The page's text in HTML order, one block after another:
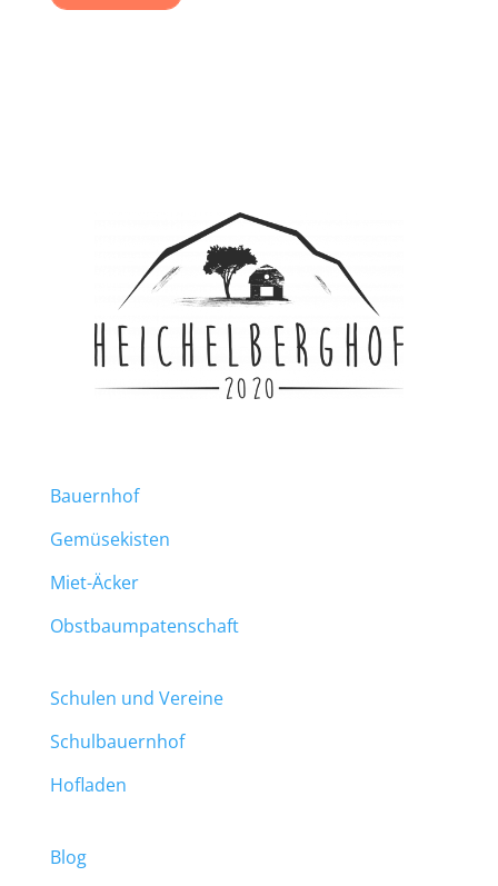
Bauernhof
Gemüsekisten
Miet-Äcker
Obstbaumpatenschaft
Schulen und Vereine
Schulbauernhof
Hofladen
Blog